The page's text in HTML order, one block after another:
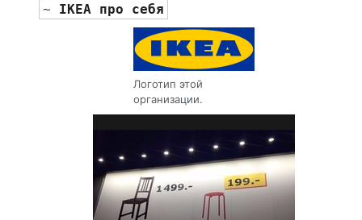
~ IKEA про себя
Логотип этой
организации.